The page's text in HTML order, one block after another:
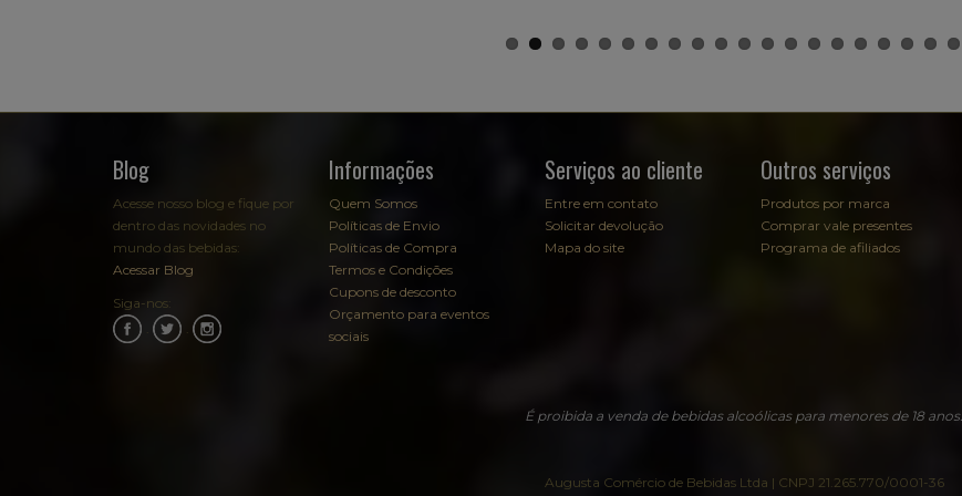
Blog
Acesse nosso blog e fique por
dentro das novidades no
mundo das bebidas:
Acessar Blog
Siga-nos:
Informações
Quem Somos
Políticas de Envio
Políticas de Compra
Termos e Condições
Cupons de desconto
Orçamento para eventos
sociais
Serviços ao cliente
Entre em contato
Solicitar devolução
Mapa do site
Outros serviços
Produtos por marca
Comprar vale presentes
Programa de afiliados
É proibida a venda de bebidas alcoólicas para menores de 18 anos.
Augusta Comércio de Bebidas Ltda | CNPJ 21.265.770/0001-36